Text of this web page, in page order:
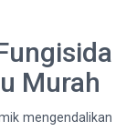
Murah
mengendalikan